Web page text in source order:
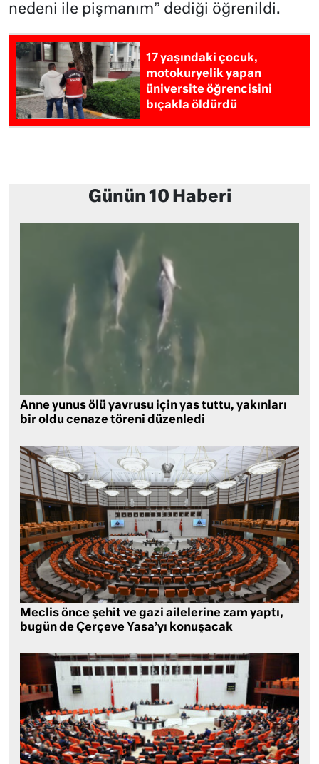
nedeni ile pişmanım” dediği öğrenildi.
17 yaşındaki çocuk,
motokuryelik yapan
üniversite öğrencisini
bıçakla öldürdü
Günün 10 Haberi
Anne yunus ölü yavrusu için yas tuttu, yakınları
bir oldu cenaze töreni düzenledi
Meclis önce şehit ve gazi ailelerine zam yaptı,
bugün de Çerçeve Yasa’yı konuşacak